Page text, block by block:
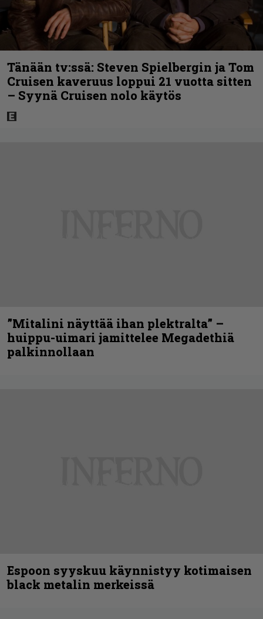
Tänään tv:ssä: Steven Spielbergin ja Tom
Cruisen kaveruus loppui 21 vuotta sitten
– Syynä Cruisen nolo käytös
”Mitalini näyttää ihan plektralta” –
huippu-uimari jamittelee Megadethiä
palkinnollaan
Espoon syyskuu käynnistyy kotimaisen
black metalin merkeissä